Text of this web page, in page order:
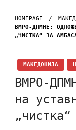
HOMEPAGE
ВМРО-ДПМНЕ:
„ЧИСТКА“ ЗА
МАКЕДОНИЈА
ВМРО-
на